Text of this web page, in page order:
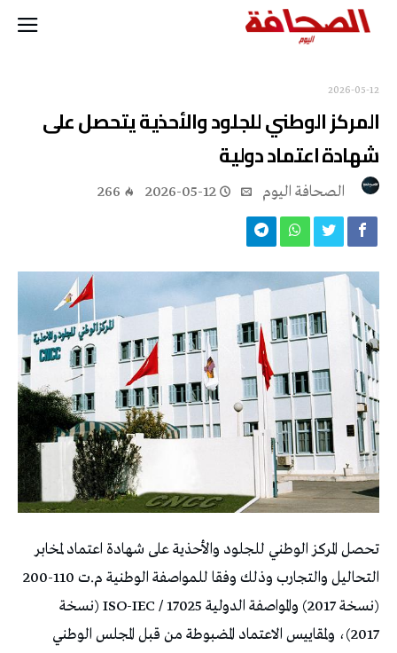
2026-05-12
المركز الوطني للجلود والأحذية يتحصل على
شهادة اعتماد دولية
2026-05-12
266
تحصل المركز الوطني للجلود والأحذية على شهادة اعتماد لمخابر
التحاليل والتجارب وذلك وفقا للمواصفة الوطنية م.ت 110-200
(نسخة 2017) والمواصفة الدولية 17025 / ISO-IEC (نسخة
2017)، ولمقاييس الاعتماد المضبوطة من قبل المجلس الوطني